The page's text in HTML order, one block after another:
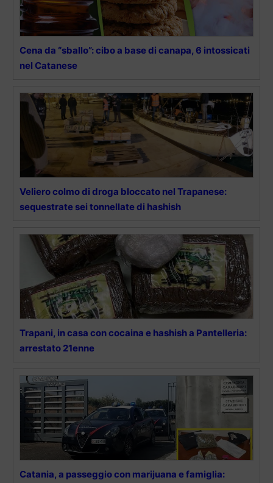
Cena da “sballo”: cibo a base di canapa, 6 intossicati
nel Catanese
Veliero colmo di droga bloccato nel Trapanese:
sequestrate sei tonnellate di hashish
Trapani, in casa con cocaina e hashish a Pantelleria:
arrestato 21enne
Catania, a passeggio con marijuana e famiglia: